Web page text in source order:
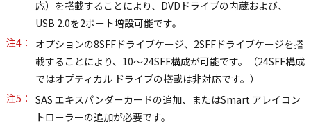
応）を搭載することにより、DVDドライブの内蔵および、
USB 2.0を2ポート増設可能です。
注4：
オプションの8SFFドライブケージ、2SFFドライブケージを搭
載することにより、10～24SFF構成が可能です。（24SFF構成
ではオプティカル ドライブの搭載は非対応です。）
注5： SAS エキスパンダーカードの追加、またはSmart アレイコン
トローラーの追加が必要です。